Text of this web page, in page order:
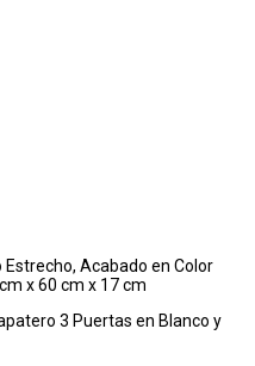
Acabado en Color
x 60 cm x 17 cm